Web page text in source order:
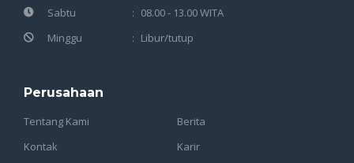
Sabtu
08.00 - 13.00 WITA
Minggu
Libur/tutup
Perusahaan
Tentang Kami
Berita
Kontak
Karir